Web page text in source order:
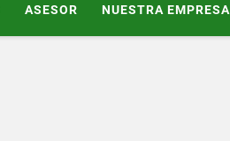
ASESOR NUESTRA EMPRESA